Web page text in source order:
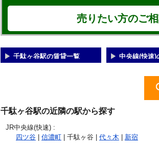
売りたい方のご
千駄ヶ谷駅の賃貸一覧 中央線(快速)
千駄ヶ谷駅の近隣の駅から探す
JR中央線(快速) :
四ツ谷
信濃町 | 千駄ヶ谷 | 代々木 新宿